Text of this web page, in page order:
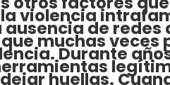
violencia
de redes
muchas veces
Durante
huellas.